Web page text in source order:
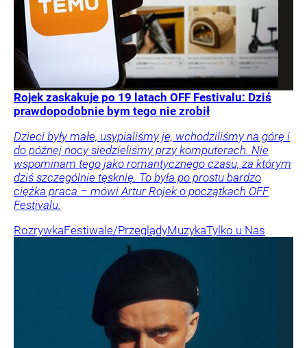
Rojek zaskakuje po 19 latach OFF Festivalu: Dziś
prawdopodobnie bym tego nie zrobił
Dzieci były małe, usypialiśmy je, wchodziliśmy na górę i
do późnej nocy siedzieliśmy przy komputerach. Nie
wspominam tego jako romantycznego czasu, za którym
dziś szczególnie tęsknię. To była po prostu bardzo
ciężka praca – mówi Artur Rojek o początkach OFF
Festivalu.
RozrywkaFestiwale/PrzeglądyMuzykaTylko u Nas